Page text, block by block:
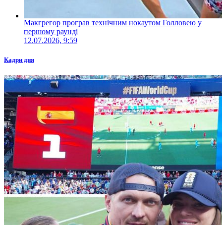
Макгрегор програв технічним нокаутом Голловею у
першому раунді
12.07.2026, 9:59
Кадри дня